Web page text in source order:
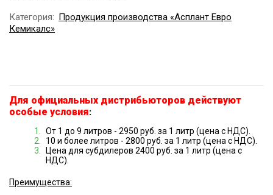
Категория: Продукция производства «Асплант Евро
Кемикалс»
Для официальных дистрибьюторов действуют
особые условия:
От 1 до 9 литров - 2950 руб. за 1 литр (цена c НДС).
10 и более литров - 2800 руб. за 1 литр (цена c НДС).
Цена для субдилеров 2400 руб. за 1 литр (цена c
НДС).
Преимущества: